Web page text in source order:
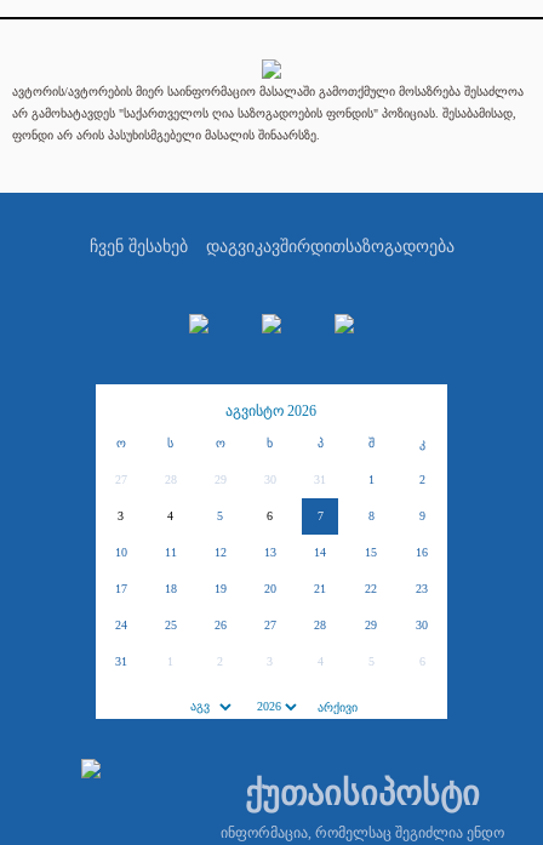
ავტორის/ავტორების მიერ საინფორმაციო მასალაში გამოთქმული მოსაზრება შესაძლოა
არ გამოხატავდეს "საქართველოს ღია საზოგადოების ფონდის" პოზიციას. შესაბამისად,
ფონდი არ არის პასუხისმგებელი მასალის შინაარსზე.
ჩვენ შესახებ დაგვიკავშირდითსაზოგადოება
აგვისტო 2026
ო ს ო ხ პ შ კ
27 28 29 30 31 1 2
3 4 5 6 7 8 9
10 11 12 13 14 15 16
17 18 19 20 21 22 23
24 25 26 27 28 29 30
31 1 2 3 4 5 6
ქუთაისიპოსტი
ინფორმაცია, რომელსაც შეგიძლია ენდო